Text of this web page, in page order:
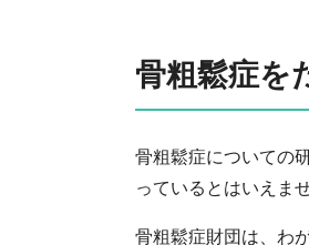
骨粗鬆症を
骨粗鬆症についての
っているとはいえませ
骨粗鬆症財団は、わ